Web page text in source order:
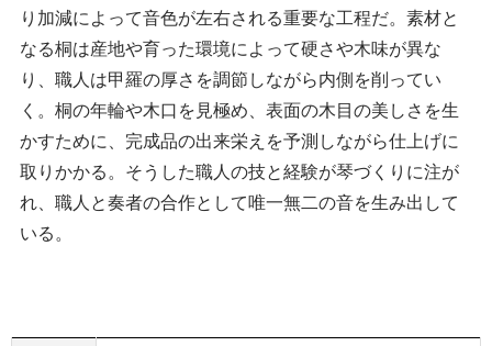
り加減によって音色が左右される重要な工程だ。素材と
なる桐は産地や育った環境によって硬さや木味が異な
り、職人は甲羅の厚さを調節しながら内側を削ってい
く。桐の年輪や木口を見極め、表面の木目の美しさを生
かすために、完成品の出来栄えを予測しながら仕上げに
取りかかる。そうした職人の技と経験が琴づくりに注が
れ、職人と奏者の合作として唯一無二の音を生み出して
いる。